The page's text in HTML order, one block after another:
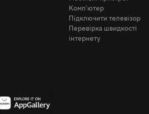
Комп'ютер
Підключити телевізор
Перевірка швидкості
інтернету